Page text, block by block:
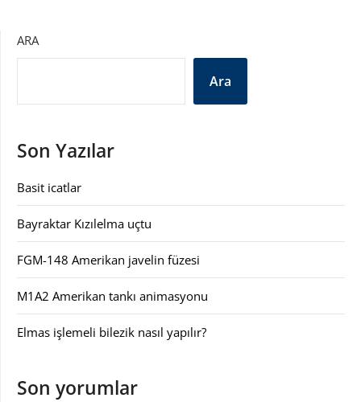
ARA
Ara
Son Yazılar
Basit icatlar
Bayraktar Kızılelma uçtu
FGM-148 Amerikan javelin füzesi
M1A2 Amerikan tankı animasyonu
Elmas işlemeli bilezik nasıl yapılır?
Son yorumlar